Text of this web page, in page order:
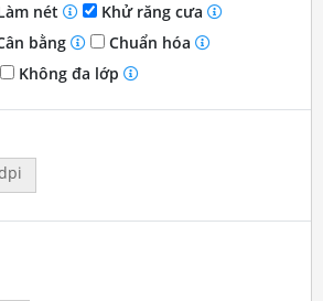
nét
Khử răng cưa
bằng
Chuẩn hóa
Không đa lớp
dpi